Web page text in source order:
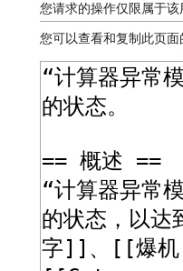
您请求的操作仅限属于该
您可以查看和复制此页面